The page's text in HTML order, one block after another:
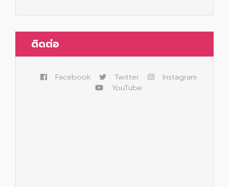
ติดต่อ
Facebook Twitter
Instagram
YouTube